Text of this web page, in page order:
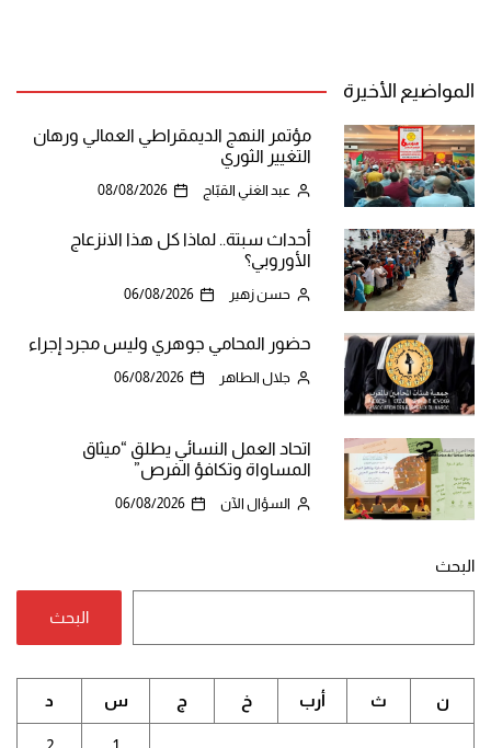
المواضيع الأخيرة
مؤتمر النهج الديمقراطي العمالي ورهان
التغيير الثوري
عبد الغني القبّاج 08/08/2026
أحداث سبتة.. لماذا كل هذا الانزعاج
الأوروبي؟
حسن زهير 06/08/2026
حضور المحامي جوهري وليس مجرد إجراء
جلال الطاهر 06/08/2026
اتحاد العمل النسائي يطلق “ميثاق
المساواة وتكافؤ الفرص”
السؤال الآن 06/08/2026
البحث
البحث
ن ث أرب خ ج س د